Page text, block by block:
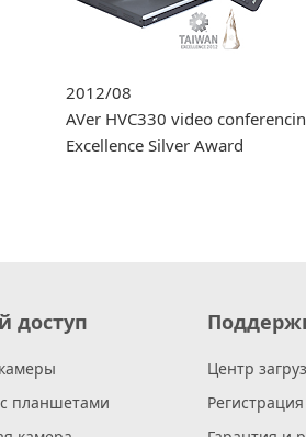
2012/08
AVer HVC330 video
Excellence Silver Award
доступ
планшетами
Центр